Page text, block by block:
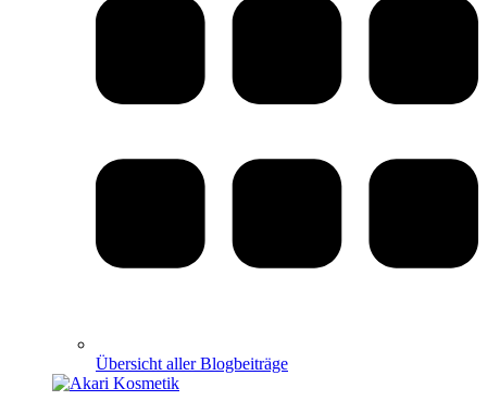
Übersicht aller Blogbeiträge